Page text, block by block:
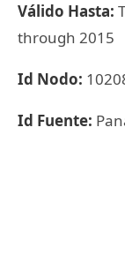
Válido Hasta:
through 2015
Id Nodo:
Id Fuente: